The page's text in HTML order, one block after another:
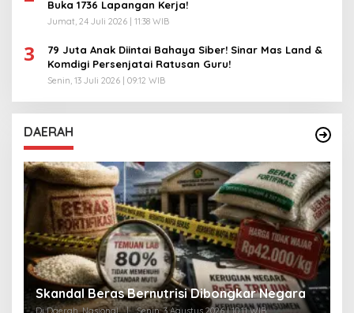
Buka 1736 Lapangan Kerja!
Jumat, 24 Juli 2026 | 11:38 WIB
3
79 Juta Anak Diintai Bahaya Siber! Sinar Mas Land &
Komdigi Persenjatai Ratusan Guru!
Senin, 13 Juli 2026 | 09:12 WIB
DAERAH
Skandal Beras Bernutrisi Dibongkar Negara
Di Daerah, Nasional | Senin, 3 Agustus 2026 | 10:11 WIB